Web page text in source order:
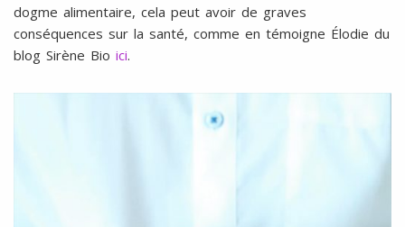
dogme alimentaire, cela peut avoir de graves
conséquences sur la santé, comme en témoigne Élodie du
blog Sirène Bio ici.